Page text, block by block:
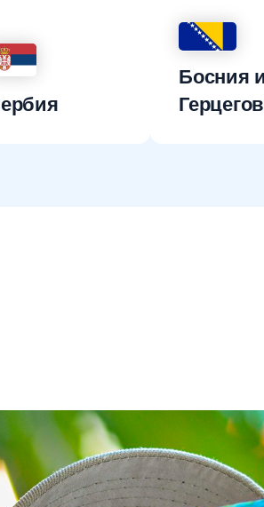
Босния и